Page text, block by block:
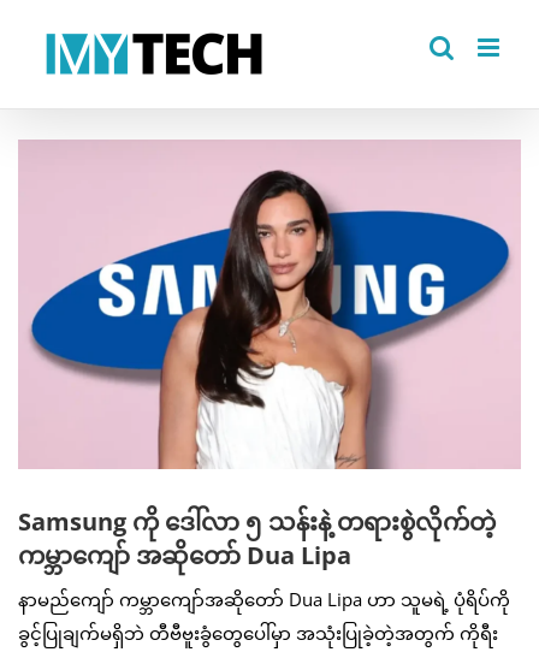
Samsung ကို ဒေါ်လာ ၅ သန်းနဲ့ တရားစွဲလိုက်တဲ့
ကမ္ဘာကျော် အဆိုတော် Dua Lipa
နာမည်ကျော် ကမ္ဘာကျော်အဆိုတော် Dua Lipa ဟာ သူမရဲ့ ပုံရိပ်ကို
ခွင့်ပြုချက်မရှိဘဲ တီဗီဗူးခွံတွေပေါ်မှာ အသုံးပြုခဲ့တဲ့အတွက် ကိုရီး